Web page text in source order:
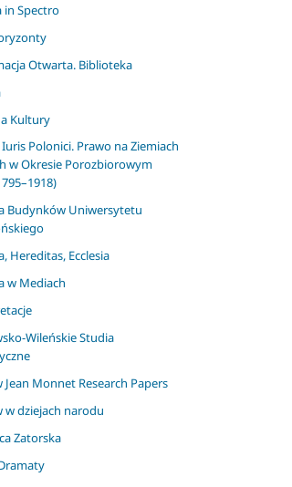
in Spectro
Otwarta. Biblioteka
Kultury
Polonici. Prawo na Ziemiach
w Okresie Porozbiorowym
Budynków Uniwersytetu
Hereditas, Ecclesia
w Mediach
Wileńskie Studia
Jean Monnet Research Papers
w dziejach narodu
Zatorska